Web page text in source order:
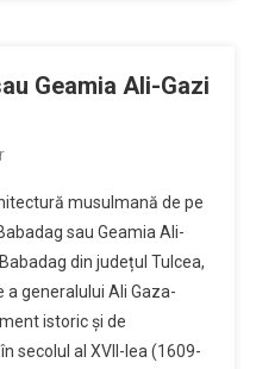
Geamia Ali-Gazi
musulmană de pe
sau Geamia Ali-
din județul Tulcea,
a generalului Ali Gaza-
istoric și de
secolul al XVII-lea (1609-